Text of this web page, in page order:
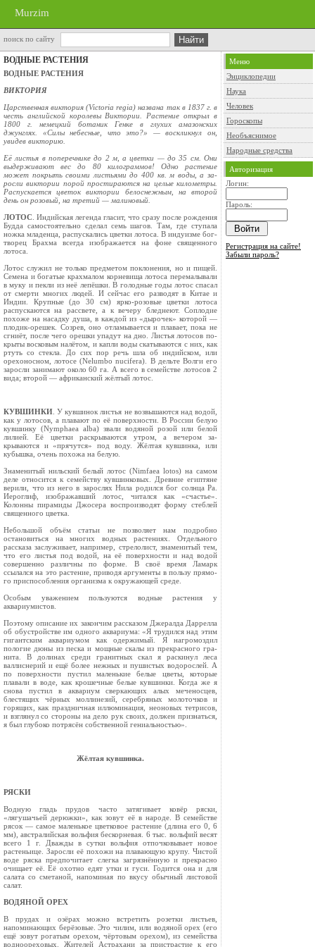
Murzim
поиск по сайту
ВОДНЫЕ РАСТЕНИЯ
ВОДНЫЕ РАСТЕНИЯ
ВИКТОРИЯ
Царственная виктория (Victoria regia) названа так в 1837 г. в
честь английской королевы Виктории. Рас­тение открыл в
1800 г. немецкий ботаник Генке в глухих амазонских
джунглях. «Силы небесные, что это?» — воскликнул он,
увидев викторию.
Её листья в поперечнике до 2 м, а цветки — до 35 см. Они
выдерживают вес до 80 килограммов! Одно растение
может покрыть своими листьями до 400 кв. м воды, а за­
росли виктории порой простираются на целые километры.
Распускается цветок виктории белоснежным, на второй
день он розовый, на третий — малиновый.
ЛОТОС . Индийская легенда гласит, что сразу после рождения
Будда самостоятельно сде­лал семь шагов. Там, где ступала
ножка младен­ца, распускались цветки лотоса. В индуизме бог-
творец Брахма всегда изображается на фоне священного
лотоса.
Лотос служил не только предметом покло­нения, но и пищей.
Семена и богатые крахмалом корневища лотоса перемалывали
в муку и пекли из неё лепёшки. В голодные годы лотос спасал
от смерти многих людей. И сейчас его разводят в Китае и
Индии. Крупные (до 30 см) ярко-розо­вые цветки лотоса
распускаются на рассвете, а к вечеру бледнеют. Соплодие
похоже на насадку душа, в каждой из «ды­рочек» которой —
плодик-орешек. Созрев, оно отламывается и плавает, пока не
сгниёт, после чего орешки упадут на дно. Листья лотосов по­
крыты восковым налётом, и капли воды скатываются с них, как
ртуть со стекла. До сих пор речь шла об индийском, или
орехоносном, лотосе (Nelumbo nucifera). В дельте Волги его
заросли занимают около 60 га. А всего в семействе лотосов 2
вида; вто­рой — африканский жёлтый лотос.
КУВШИНКИ . У кувшинок ли­стья не возвышаются над водой,
как у лотосов, а плавают по её поверх­ности. В России белую
кувшинку (Nymphaea alba) звали водяной ро­зой или белой
лилией. Её цветки раскрываются утром, а вечером за­
крываются и «прячутся» под воду. Жёлтая кувшинка, или
кубышка, очень похожа на белую.
Знаменитый нильский белый ло­тос (Nimfaea lotos) на самом
деле от­носится к семейству кувшинковых. Древние египтяне
верили, что из него в зарослях Нила родился бог солнца Ра.
Иероглиф, изображавший лотос, читался как «счастье».
Колонны пи­рамиды Джосера воспроизводят фор­му стеблей
священного цветка.
Небольшой объём статьи не поз­воляет нам подробно
остановиться на многих водных растениях. От­дельного
рассказа заслуживает, на­пример, стрелолист, знаменитый тем,
что его листья под водой, на её поверхности и над водой
совершенно различны по форме. В своё время Ламарк
ссылался на это растение, приводя аргументы в пользу прямо­
го приспособления организма к ок­ружающей среде.
Особым уважением пользуются водные растения у
аквариумистов.
Поэтому описание их закончим рас­сказом Джералда Даррелла
об обуст­ройстве им одного аквариума: «Я трудился над этим
гигантским ак­вариумом как одержимый. Я нагро­моздил
пологие дюны из песка и мощные скалы из прекрасного гра­
нита. В долинах среди гранитных скал я раскинул леса
валлиснерий и ещё более нежных и пушистых во­дорослей. А
по поверхности пустил маленькие белые цветы, которые
плавали в воде, как крошечные бе­лые кувшинки. Когда же я
снова пустил в аквариум сверкающих алых меченосцев,
блестящих чёр­ных моллинезий, серебряных моло­точков и
горящих, как праздничная иллюминация, неоновых тетрисов,
и взглянул со стороны на дело рук своих, должен признаться,
я был глубоко потрясён собственной гени­альностью».
Жёлтая кувшинка.
РЯСКИ
Водную гладь прудов час­то затягивает ковёр ряски,
«лягушачьей де­рюжки», как зовут её в на­роде. В семействе
рясок — самое маленькое цветковое растение (длина его 0, 6
мм), австралийская вольфия бескорневая. 6 тыс. вольфий весят
всего 1 г. Дважды в сутки вольфия отпочковывает но­вое
растеньице. Заросли её похожи на плавающую кру­пу. Чистой
воде ряска пред­почитает слегка загрязнённую и прекрасно
очищает её. Её охотно едят утки и гуси. Годится она и для
салата со смета­ной, напоминая по вкусу обычный листовой
салат.
ВОДЯНОЙ ОРЕХ
В прудах и озёрах можно встретить розетки листьев,
напоминающих берёзовые. Это чилим, или водяной орех (его
ещё зо­вут рогатым орехом, чёртовым орехом), из се­мейства
водноореховых. Жителей Астрахани за пристрастие к его
Меню
Энциклопедии
Наука
Человек
Гороскопы
Необъяснимое
Народные средства
Авторизация
Логин:
Пароль:
Регистрация на сайте!
Забыли пароль?